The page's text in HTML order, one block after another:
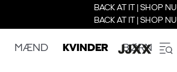
BACK AT IT | SHOP NU
BACK AT IT | SHOP NU
MÆND KVINDER BØRN